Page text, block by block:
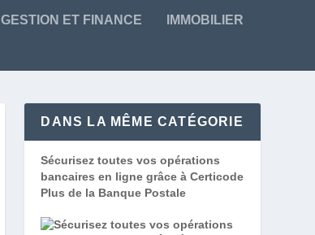
GESTION ET FINANCE IMMOBILIER
DANS LA MÊME CATÉGORIE
Sécurisez toutes vos opérations
bancaires en ligne grâce à Certicode
Plus de la Banque Postale